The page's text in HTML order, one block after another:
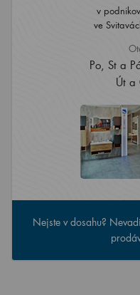
v
ve
Po, St a
Út a
Nejste v dosahu?